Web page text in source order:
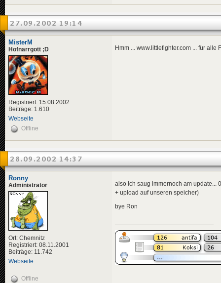
27.09.2002 19:14
MisterM
Hofnarrgott ;D
Registriert: 15.08.2002
Beiträge: 1.610
Webseite
Hmm ... www.littlefighter.com ... für alle
Offline
28.09.2002 14:37
Ronny
Administrator
Ort: Chemnitz
Registriert: 08.11.2001
Beiträge: 11.742
Webseite
also ich saug immernoch am update...
+ upload auf unseren speicher)
bye Ron
Offline